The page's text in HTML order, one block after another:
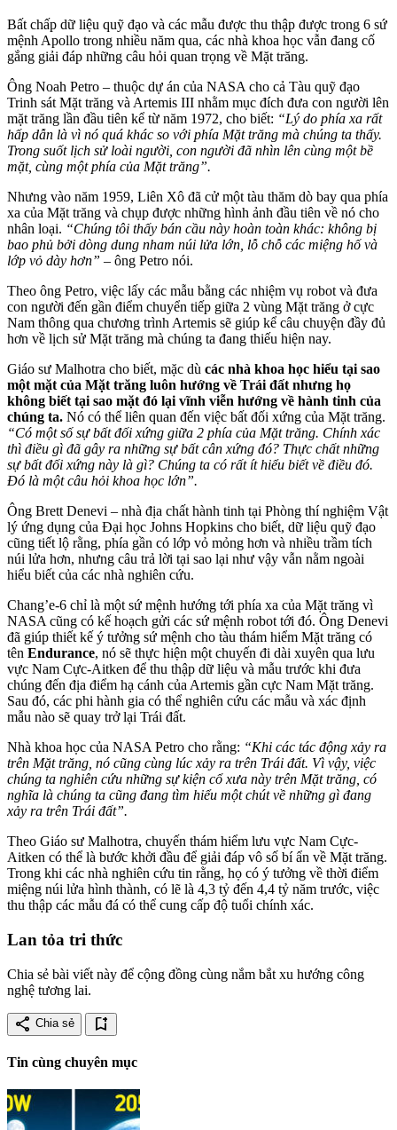
Bất chấp dữ liệu quỹ đạo và các mẫu được thu thập được trong 6 sứ
mệnh Apollo trong nhiều năm qua, các nhà khoa học vẫn đang cố
gắng giải đáp những câu hỏi quan trọng về Mặt trăng.
Ông Noah Petro – thuộc dự án của NASA cho cả Tàu quỹ đạo
Trinh sát Mặt trăng và Artemis III nhằm mục đích đưa con người lên
mặt trăng lần đầu tiên kể từ năm 1972, cho biết: “Lý do phía xa rất
hấp dẫn là vì nó quá khác so với phía Mặt trăng mà chúng ta thấy.
Trong suốt lịch sử loài người, con người đã nhìn lên cùng một bề
mặt, cùng một phía của Mặt trăng”.
Nhưng vào năm 1959, Liên Xô đã cử một tàu thăm dò bay qua phía
xa của Mặt trăng và chụp được những hình ảnh đầu tiên về nó cho
nhân loại. “Chúng tôi thấy bán cầu này hoàn toàn khác: không bị
bao phủ bởi dòng dung nham núi lửa lớn, lỗ chỗ các miệng hố và
lớp vỏ dày hơn” – ông Petro nói.
Theo ông Petro, việc lấy các mẫu bằng các nhiệm vụ robot và đưa
con người đến gần điểm chuyển tiếp giữa 2 vùng Mặt trăng ở cực
Nam thông qua chương trình Artemis sẽ giúp kể câu chuyện đầy đủ
hơn về lịch sử Mặt trăng mà chúng ta đang thiếu hiện nay.
Giáo sư Malhotra cho biết, mặc dù các nhà khoa học hiểu tại sao
một mặt của Mặt trăng luôn hướng về Trái đất nhưng họ
không biết tại sao mặt đó lại vĩnh viễn hướng về hành tinh của
chúng ta. Nó có thể liên quan đến việc bất đối xứng của Mặt trăng.
“Có một số sự bất đối xứng giữa 2 phía của Mặt trăng. Chính xác
thì điều gì đã gây ra những sự bất cân xứng đó? Thực chất những
sự bất đối xứng này là gì? Chúng ta có rất ít hiểu biết về điều đó.
Đó là một câu hỏi khoa học lớn”.
Ông Brett Denevi – nhà địa chất hành tinh tại Phòng thí nghiệm Vật
lý ứng dụng của Đại học Johns Hopkins cho biết, dữ liệu quỹ đạo
cũng tiết lộ rằng, phía gần có lớp vỏ mỏng hơn và nhiều trầm tích
núi lửa hơn, nhưng câu trả lời tại sao lại như vậy vẫn nằm ngoài
hiểu biết của các nhà nghiên cứu.
Chang’e-6 chỉ là một sứ mệnh hướng tới phía xa của Mặt trăng vì
NASA cũng có kế hoạch gửi các sứ mệnh robot tới đó. Ông Denevi
đã giúp thiết kế ý tưởng sứ mệnh cho tàu thám hiểm Mặt trăng có
tên Endurance, nó sẽ thực hiện một chuyến đi dài xuyên qua lưu
vực Nam Cực-Aitken để thu thập dữ liệu và mẫu trước khi đưa
chúng đến địa điểm hạ cánh của Artemis gần cực Nam Mặt trăng.
Sau đó, các phi hành gia có thể nghiên cứu các mẫu và xác định
mẫu nào sẽ quay trở lại Trái đất.
Nhà khoa học của NASA Petro cho rằng: “Khi các tác động xảy ra
trên Mặt trăng, nó cũng cùng lúc xảy ra trên Trái đất. Vì vậy, việc
chúng ta nghiên cứu những sự kiện cổ xưa này trên Mặt trăng, có
nghĩa là chúng ta cũng đang tìm hiểu một chút về những gì đang
xảy ra trên Trái đất”.
Theo Giáo sư Malhotra, chuyến thám hiểm lưu vực Nam Cực-
Aitken có thể là bước khởi đầu để giải đáp vô số bí ẩn về Mặt trăng.
Trong khi các nhà nghiên cứu tin rằng, họ có ý tưởng về thời điểm
miệng núi lửa hình thành, có lẽ là 4,3 tỷ đến 4,4 tỷ năm trước, việc
thu thập các mẫu đá có thể cung cấp độ tuổi chính xác.
Lan tỏa tri thức
Chia sẻ bài viết này để cộng đồng cùng nắm bắt xu hướng công
nghệ tương lai.
share Chia sẻ bookmark_add
Tin cùng chuyên mục